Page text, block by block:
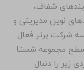
شفاف،
نوین مدیریتی و
شرکت برتر فعال
سطح مجموعه شستا
زیر را دنبال